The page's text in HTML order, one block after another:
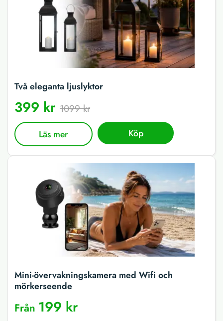
Två eleganta ljuslyktor
399 kr 1099 kr
Läs mer Köp
Mini-övervakningskamera med Wifi och
mörkerseende
Från 199 kr